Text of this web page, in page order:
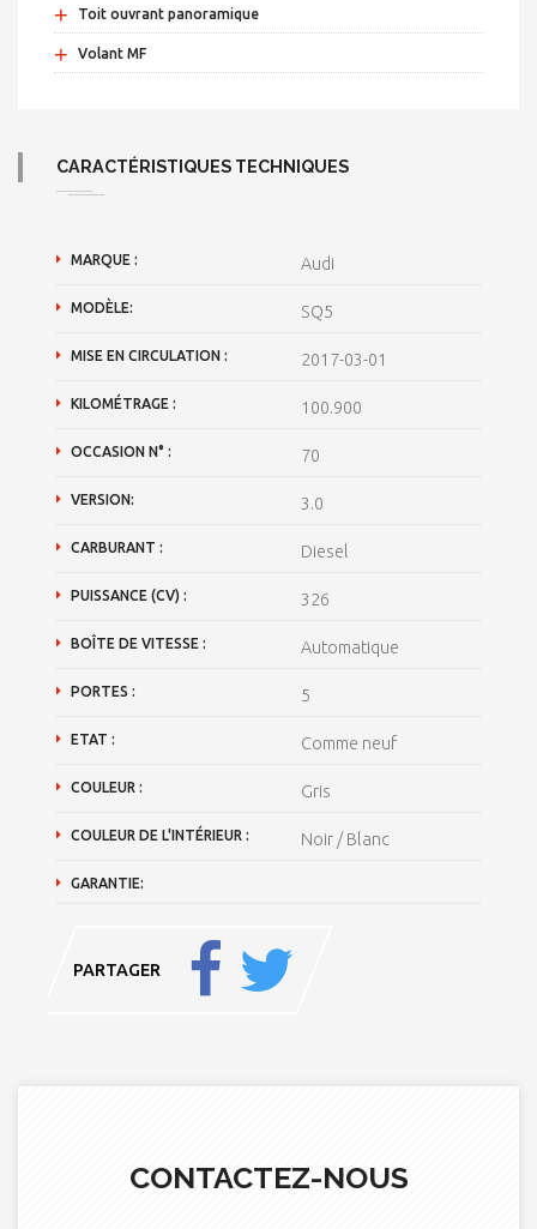
+ Toit ouvrant panoramique
+ Volant MF
CARACTÉRISTIQUES TECHNIQUES
MARQUE : Audi
MODÈLE: SQ5
MISE EN CIRCULATION : 2017-03-01
KILOMÉTRAGE : 100.900
OCCASION N° : 70
VERSION: 3.0
CARBURANT : Diesel
PUISSANCE (CV) : 326
BOÎTE DE VITESSE : Automatique
PORTES : 5
ETAT : Comme neuf
COULEUR : Gris
COULEUR DE L'INTÉRIEUR : Noir / Blanc
GARANTIE:
PARTAGER
CONTACTEZ-NOUS